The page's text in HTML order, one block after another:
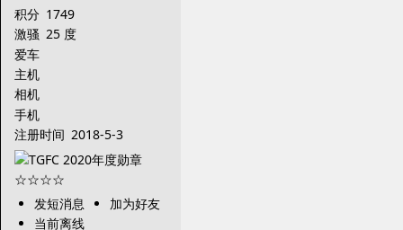
积分 1749
激骚 25 度
爱车
主机
相机
手机
注册时间 2018-5-3
发短消息
加为好友
当前离线